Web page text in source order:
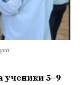
ученики 5–9